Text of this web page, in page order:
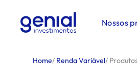
Nossos
Home/ Renda Variável/